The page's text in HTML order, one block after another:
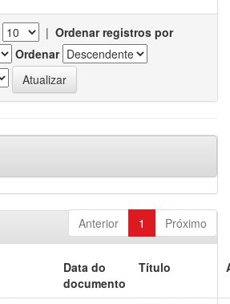
| Ordenar registros por
Ordenar
Anterior 1 Próximo
Data do
documento
Título